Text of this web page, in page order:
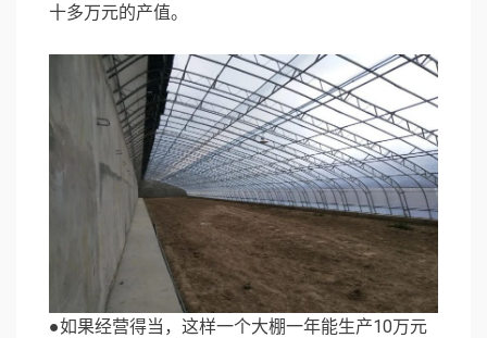
十多万元的产值。
●如果经营得当，这样一个大棚一年能生产10万元